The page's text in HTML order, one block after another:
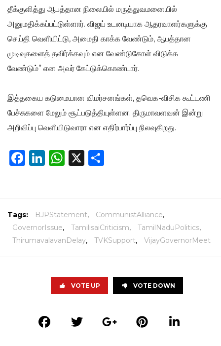
தீக்குளித்து ஆபத்தான நிலையில் மருத்துவமனையில்
அனுமதிக்கப்பட்டுள்ளார். விஜய் உடனடியாக ஆதரவாளர்களுக்கு
செய்தி வெளியிட்டு, அமைதி காக்க வேண்டும், ஆபத்தான
முடிவுகளைத் தவிர்க்கவும் என வேண்டுகோள் விடுக்க
வேண்டும்” என அவர் கேட்டுக்கொண்டார்.
இத்தகைய கடுமையான விமர்சனங்கள், தவெக-விசிக கூட்டணி
பேச்சுகளை மேலும் சூட்படுத்தியுள்ளன. திருமாவளவன் இன்று
அறிவிப்பு வெளியிடுவாரா என எதிர்பார்ப்பு நிலவுகிறது.
Facebook
LinkedIn
WhatsApp
X
Tags: BJPStatement, CommunistAlliance,
GovernorIssue, TamilisaiCriticism, TamilNaduPolitics,
ThirumavalavanDelay, TVKSupport, VijayGovernorMeet
VOTE UP VOTE DOWN